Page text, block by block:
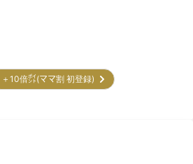
＋10倍㌽(ママ割 初登録)